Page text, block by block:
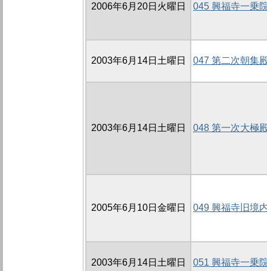
2006年6月20日火曜日 045 興福寺一乗
2003年6月14日土曜日 047 第二次朝集
2003年6月14日土曜日 048 第一次大極
2005年6月10日金曜日 049 興福寺旧境
2003年6月14日土曜日 051 興福寺一乗